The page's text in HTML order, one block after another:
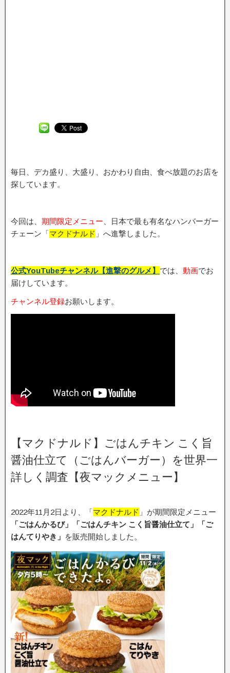
毎日、デカ盛り、大盛り、おかわり自由、食べ放題のお店を
探しています。
今回は、 期間限定メニュ ー 、日本で最も有名なハンバーガー
チェーン「マクドナルド 」へ進撃しました。
公式YouTubeチャンネル【進撃のグルメ】 では、 動画でお
届けしています。
チャンネル登録お願いします。
【マクドナルド】ごはんチキン こく旨
醤油仕立て（ごはんバーガー）を世界一
詳しく調査【夜マックメニュー】
2022年11月2日より、「マクドナルド 」が期間限定メニュー
「ごはんかるび」「ごはんチキン こく旨醤油仕立て」「ご
はんてりやき」 を販売開始しました。